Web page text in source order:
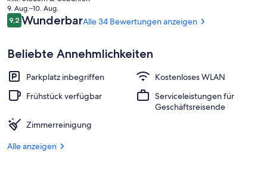
Apartment, 2 Doppelbetten, Küche |
Preis
beträgt
126 €.
9. Aug.–10. Aug.
Bewertungen
9,29,2 von 10.
WunderbarAlle 34 Bewertungen anzeigen
Beliebte Annehmlichkeiten
Parkplatz inbegriffen
Kostenloses WLAN
Frühstück verfügbar
Serviceleistungen für
Geschäftsreisende
Zimmerreinigung
Alle anzeigen